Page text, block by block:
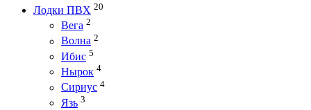
Лодки ПВХ 20
Вега 2
Волна 2
Ибис 5
Нырок 4
Сириус 4
Язь 3